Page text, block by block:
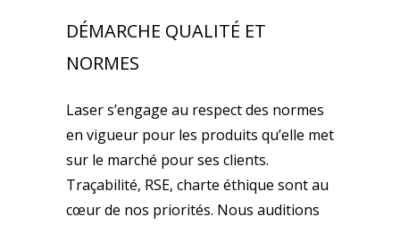
DÉMARCHE QUALITÉ ET
NORMES
Laser s’engage au respect des normes
en vigueur pour les produits qu’elle met
sur le marché pour ses clients.
Traçabilité, RSE, charte éthique sont au
cœur de nos priorités. Nous auditions